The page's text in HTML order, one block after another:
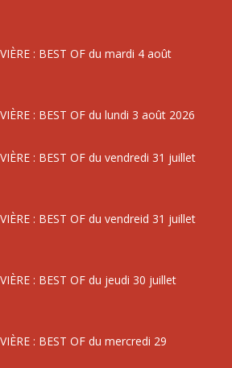
: BEST OF du mardi 4 août
: BEST OF du lundi 3 août 2026
: BEST OF du vendredi 31 juillet
: BEST OF du vendreid 31 juillet
: BEST OF du jeudi 30 juillet
: BEST OF du mercredi 29